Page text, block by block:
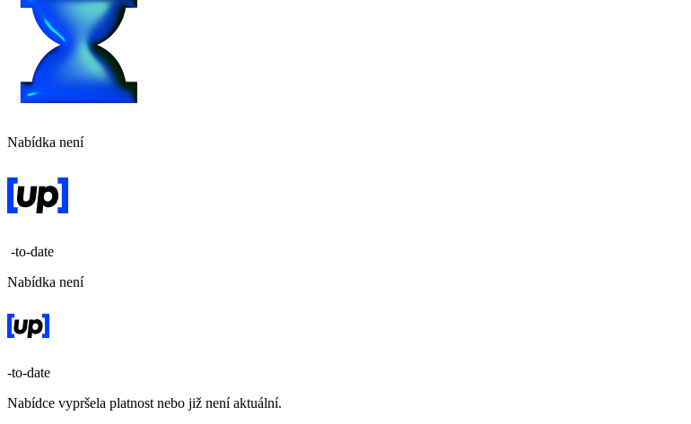
Nabídka není
-to-date
Nabídka není
-to-date
Nabídce vypršela platnost nebo již není aktuální.